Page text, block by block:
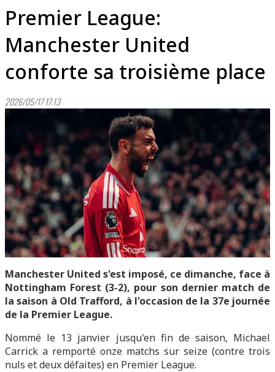
Premier League:
Manchester United
conforte sa troisième place
2026/05/17 17:13
Manchester United s'est imposé, ce dimanche, face à
Nottingham Forest (3-2), pour son dernier match de
la saison à Old Trafford, à l'occasion de la 37e journée
de la Premier League.
Nommé le 13 janvier jusqu'en fin de saison, Michael
Carrick a remporté onze matchs sur seize (contre trois
nuls et deux défaites) en Premier League.